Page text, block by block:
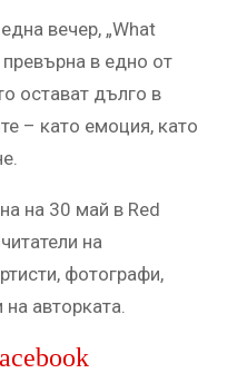
вечер, „What
в едно от
остават дълго в
– като емоция, като
на 30 май в Red
на
фотографи,
авторката.